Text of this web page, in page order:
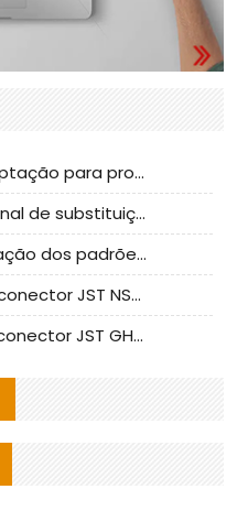
Guia de avaliação e adaptação para produção em massa de componentes de cabos nacionais CNC Tech
Análise da solução nacional de substituição da linha de alta frequência I-PEX
CLIFF referente à atualização dos padrões de teste de conectores nacionais
Conector JST - Fornece conector JST NSHR-02V-S original | substituto
Conector JST - fornece conector JST GHR-09V-S autêntico | substituto